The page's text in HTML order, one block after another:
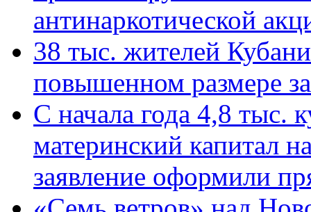
антинаркотической
38 тыс. жителей
повышенном размере
С начала года 4,8 тыс.
материнский капитал
заявление оформили